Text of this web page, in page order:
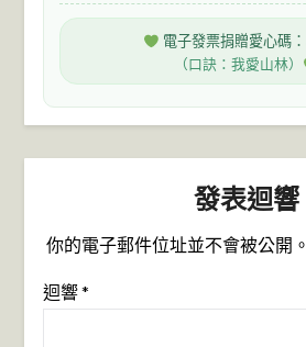
電子發票捐贈愛心碼：
（口訣：我愛山林）
發表迴響
你的電子郵件位址並不會被公開。
迴響*